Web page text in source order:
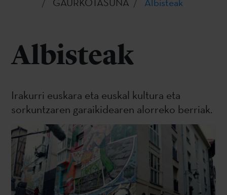
Albisteak
Irakurri euskara eta euskal kultura eta
sorkuntzaren garaikidearen alorreko berriak.